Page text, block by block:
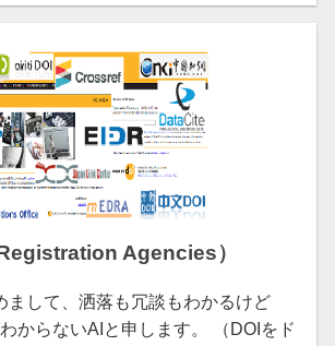
Agencies）
まして、洒落も冗談もわかるけど
からないAIと申します。 （DOIをド